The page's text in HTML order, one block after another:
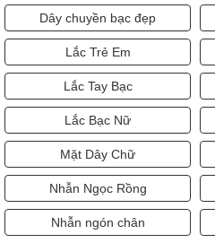
Dây chuyền bạc đẹp
Lắc Trẻ Em
Lắc Tay Bạc
Lắc Bạc Nữ
Mặt Dây Chữ
Nhẫn Ngọc Rồng
Nhẫn ngón chân